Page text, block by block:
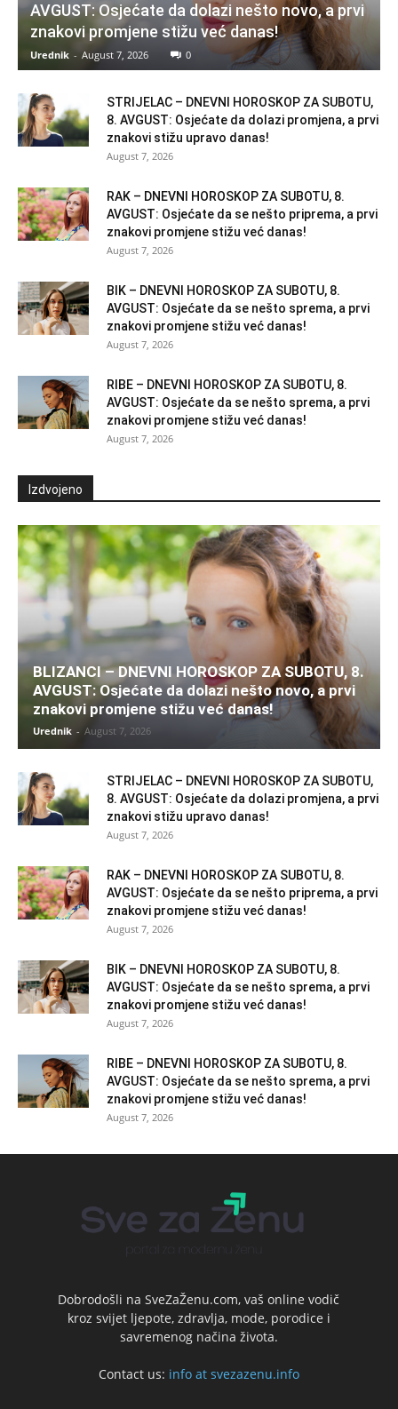
AVGUST: Osjećate da dolazi nešto novo, a prvi
znakovi promjene stižu već danas!
Urednik - August 7, 2026 0
STRIJELAC – DNEVNI HOROSKOP ZA SUBOTU,
8. AVGUST: Osjećate da dolazi promjena, a prvi
znakovi stižu upravo danas!
August 7, 2026
RAK – DNEVNI HOROSKOP ZA SUBOTU, 8.
AVGUST: Osjećate da se nešto priprema, a prvi
znakovi promjene stižu već danas!
August 7, 2026
BIK – DNEVNI HOROSKOP ZA SUBOTU, 8.
AVGUST: Osjećate da se nešto sprema, a prvi
znakovi promjene stižu već danas!
August 7, 2026
RIBE – DNEVNI HOROSKOP ZA SUBOTU, 8.
AVGUST: Osjećate da se nešto sprema, a prvi
znakovi promjene stižu već danas!
August 7, 2026
Izdvojeno
BLIZANCI – DNEVNI HOROSKOP ZA SUBOTU, 8.
AVGUST: Osjećate da dolazi nešto novo, a prvi
znakovi promjene stižu već danas!
Urednik - August 7, 2026
STRIJELAC – DNEVNI HOROSKOP ZA SUBOTU,
8. AVGUST: Osjećate da dolazi promjena, a prvi
znakovi stižu upravo danas!
August 7, 2026
RAK – DNEVNI HOROSKOP ZA SUBOTU, 8.
AVGUST: Osjećate da se nešto priprema, a prvi
znakovi promjene stižu već danas!
August 7, 2026
BIK – DNEVNI HOROSKOP ZA SUBOTU, 8.
AVGUST: Osjećate da se nešto sprema, a prvi
znakovi promjene stižu već danas!
August 7, 2026
RIBE – DNEVNI HOROSKOP ZA SUBOTU, 8.
AVGUST: Osjećate da se nešto sprema, a prvi
znakovi promjene stižu već danas!
August 7, 2026
Dobrodošli na SveZaŽenu.com, vaš online vodič
kroz svijet ljepote, zdravlja, mode, porodice i
savremenog načina života.
Contact us: info at svezazenu.info